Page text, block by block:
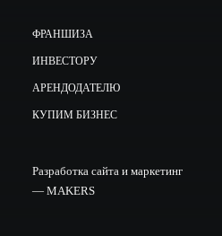
ФРАНШИЗА
ИНВЕСТОРУ
АРЕНДОДАТЕЛЮ
КУПИМ БИЗНЕС
Разработка сайта и маркетинг
— MAKERS